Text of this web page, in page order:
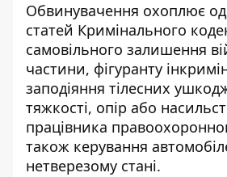
Обвинувачення охоплює
статей Кримінального
самовільного залишення
частини, фігуранту
заподіяння тілесних
тяжкості, опір або
працівника
також керування
нетверезому стані.